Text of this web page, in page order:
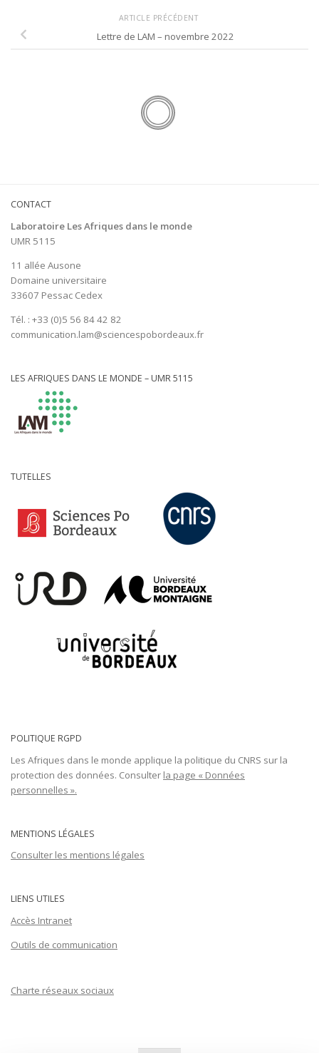
ARTICLE PRÉCÉDENT
Lettre de LAM – novembre 2022
CONTACT
Laboratoire Les Afriques dans le monde
UMR 5115
11 allée Ausone
Domaine universitaire
33607 Pessac Cedex
Tél. : +33 (0)5 56 84 42 82
communication.lam@sciencespobordeaux.fr
LES AFRIQUES DANS LE MONDE – UMR 5115
TUTELLES
POLITIQUE RGPD
Les Afriques dans le monde applique la politique du CNRS sur la
protection des données. Consulter la page « Données
personnelles ».
MENTIONS LÉGALES
Consulter les mentions légales
LIENS UTILES
Accès Intranet
Outils de communication
Charte réseaux sociaux